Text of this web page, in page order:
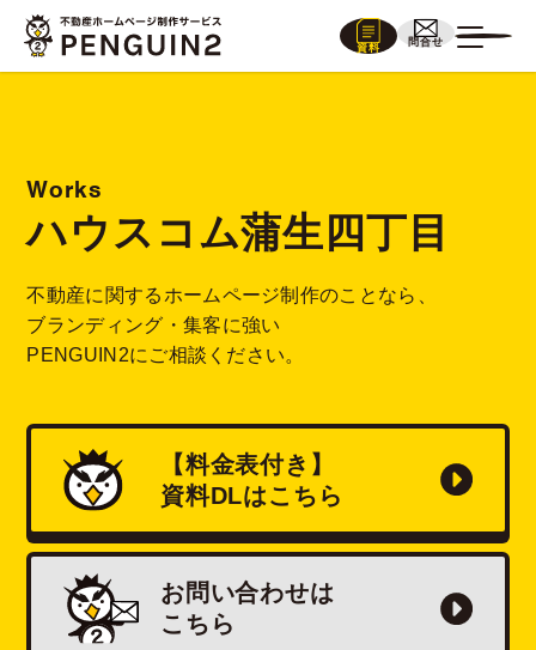
資料
問合せ
Works
ハウスコム蒲生四丁目
不動産に関するホームページ制作のことなら、
ブランディング・集客に強い
PENGUIN2にご相談ください。
【料金表付き】
資料DLはこちら
お問い合わせは
こちら